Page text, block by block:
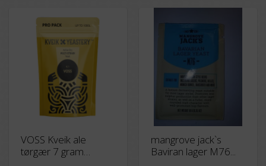
VOSS Kveik ale
tørgær 7 gram
mangrove jack`s
Baviran lager M76...